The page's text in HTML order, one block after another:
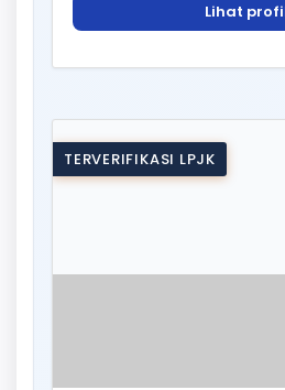
Lihat
TERVERIFIKASI LPJK